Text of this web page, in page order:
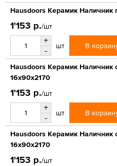
Hausdoors Керамик Наличник
1'153 р./шт
+
-
шт В
Hausdoors Керамик Наличник
16x90x2170
1'153 р./шт
+
-
шт В
Hausdoors Керамик Наличник
16x90x2170
1'153 р./шт